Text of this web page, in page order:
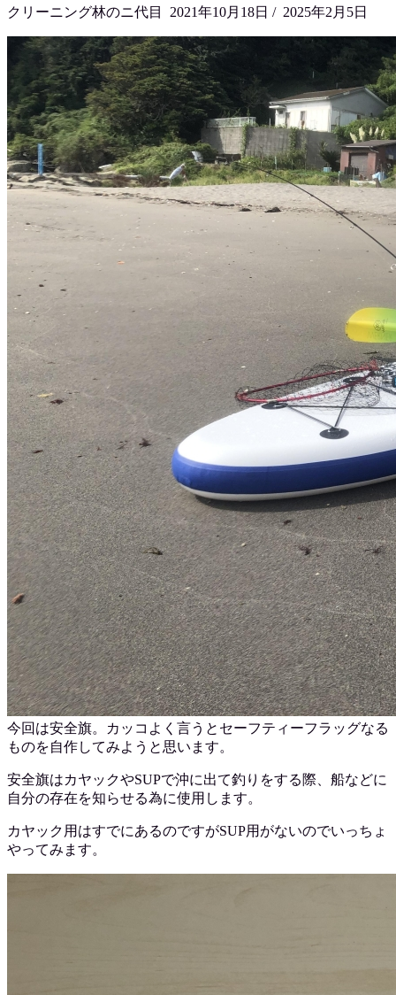
クリーニング林のニ代目 2021年10月18日 / 2025年2月5日
今回は安全旗。カッコよく言うとセーフティーフラッグなる
ものを自作してみようと思います。
安全旗はカヤックやSUPで沖に出て釣りをする際、船などに
自分の存在を知らせる為に使用します。
カヤック用はすでにあるのですがSUP用がないのでいっちょ
やってみます。